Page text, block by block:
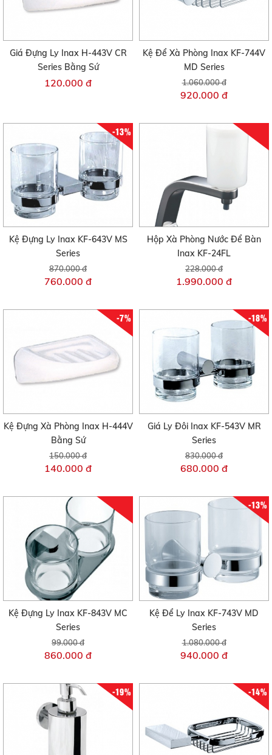
Giá Đựng Ly Inax H-443V CR
Series Bằng Sứ
120.000 đ
Kệ Để Xà Phòng Inax KF-744V
MD Series
1.060.000 đ
920.000 đ
-13%
Kệ Đựng Ly Inax KF-643V MS
Series
870.000 đ
760.000 đ
Hộp Xà Phòng Nước Để Bàn
Inax KF-24FL
228.000 đ
1.990.000 đ
-7%
Kệ Đựng Xà Phòng Inax H-444V
Bằng Sứ
150.000 đ
140.000 đ
-18%
Giá Ly Đôi Inax KF-543V MR
Series
830.000 đ
680.000 đ
Kệ Đựng Ly Inax KF-843V MC
Series
99.000 đ
860.000 đ
-13%
Kệ Để Ly Inax KF-743V MD
Series
1.080.000 đ
940.000 đ
-19% -14%